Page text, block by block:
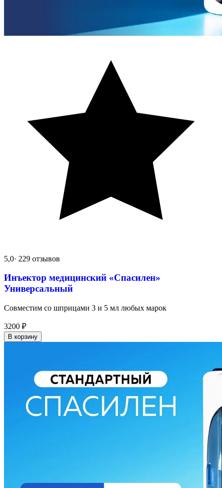
5,0· 229 отзывов
Инъектор медицинский «Спасилен»
Универсальный
Совместим со шприцами 3 и 5 мл любых марок
3200 ₽
В корзину